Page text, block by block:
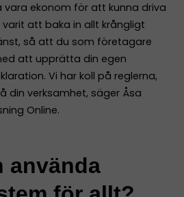
vara ekonom för att kunna driva
att baka in allt krångligt
så att du som företagare
att upprätta din egen
Vi har koll på reglerna,
din verksamhet, säger Åsa
Online.
använda